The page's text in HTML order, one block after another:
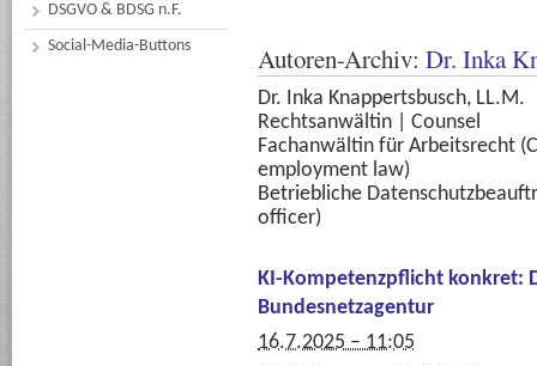
DSGVO & BDSG n.F.
Social-Media-Buttons
Autoren-Archiv: Dr. Inka
Dr. Inka Knappertsbusch, LL.M.
Rechtsanwältin | Counsel
Fachanwältin für Arbeitsrecht
employment law)
Betriebliche
officer)
KI-Kompetenzpflicht konkret:
Bundesnetzagentur
16.7.2025 – 11:05